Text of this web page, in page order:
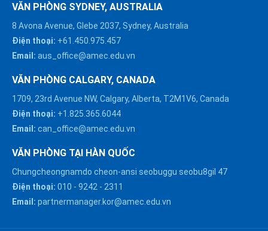
VĂN PHÒNG SYDNEY, AUSTRALIA
8 Avona Avenue, Glebe 2037, Sydney, Australia
Điện thoại: +61.450.975.457
Email: aus_office@amec.edu.vn
VĂN PHÒNG CALGARY, CANADA
1709, 23rd Avenue NW, Calgary, Alberta, T2M1V6, Canada
Điện thoại: +1.825.365.6044
Email: can_office@amec.edu.vn
VĂN PHÒNG TẠI HÀN QUỐC
Chungcheongnamdo cheon-ansi seobuggu seobu8gil 47
Điện thoại: 010 - 9242 - 2311
Email: partnermanager.kor@amec.edu.vn
HÀ NỘI :
ĐÀ NẴNG :
0916082128
0909171388
Chat với chúng tôi trên
Zalo
Chat với chúng tôi trên